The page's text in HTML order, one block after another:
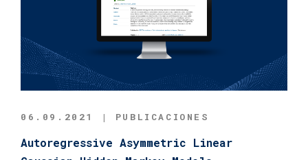
06.09.2021 | PUBLICACIONES
Autoregressive Asymmetric Linear